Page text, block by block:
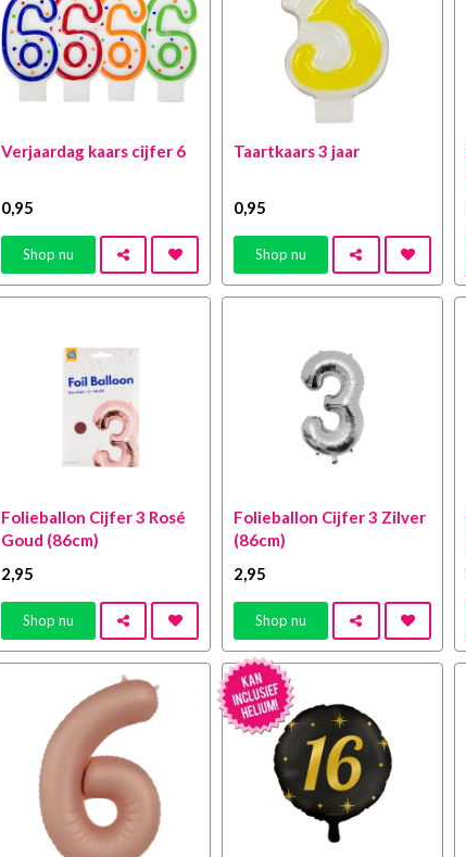
Verjaardag kaars cijfer 6
0,95
Shop nu
Taartkaars 3 jaar
0,95
Shop nu
Folieballon Cijfer 3 Rosé
Goud (86cm)
2,95
Shop nu
Folieballon Cijfer 3 Zilver
(86cm)
2,95
Shop nu